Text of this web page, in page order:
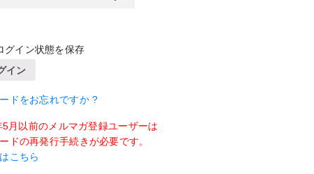
グイン状態を保存
イン
ドをお忘れですか ?
月以前のメルマガ登録ユーザーは
ドの再発行手続きが必要です。
こちら